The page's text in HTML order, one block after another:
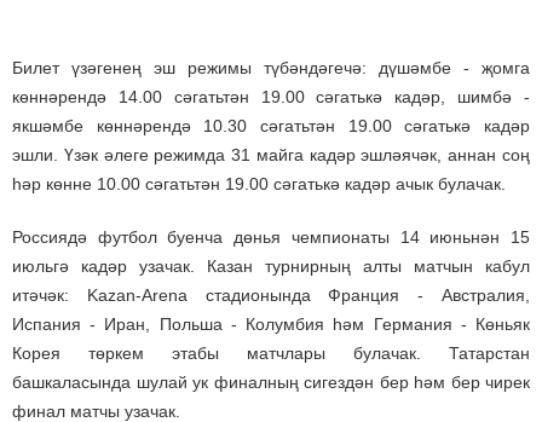
Билет үзәгенең эш режимы түбәндәгечә: дүшәмбе - җомга
көннәрендә 14.00 сәгатьтән 19.00 сәгатькә кадәр, шимбә -
якшәмбе көннәрендә 10.30 сәгатьтән 19.00 сәгатькә кадәр
эшли. Үзәк әлеге режимда 31 майга кадәр эшләячәк, аннан соң
һәр көнне 10.00 сәгатьтән 19.00 сәгатькә кадәр ачык булачак.
Россиядә футбол буенча дөнья чемпионаты 14 июньнән 15
июльгә кадәр узачак. Казан турнирның алты матчын кабул
итәчәк: Kazan-Arena стадионында Франция - Австралия,
Испания - Иран, Польша - Колумбия һәм Германия - Көньяк
Корея төркем этабы матчлары булачак. Татарстан
башкаласында шулай ук финалның сигездән бер һәм бер чирек
финал матчы узачак.